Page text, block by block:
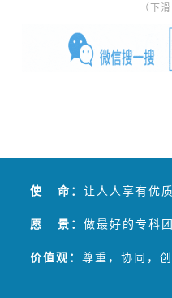
CHIVA国际认证的中国
病专业委员会的主委单
张强医生集团成功将传
住院治疗，缩短成为一
服务两万余例。
（下
使 命：让人人享有优
愿 景：做最好的专科
价值观：尊重，协同，